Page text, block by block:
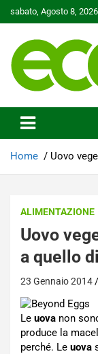
to
sabato, Agosto 8, 2026
Ecoo.it
Home Uovo
ALIMENTAZIONE
Uovo
a quello
23 Gennaio 2014
Le uova non
produce la
perché. Le uova